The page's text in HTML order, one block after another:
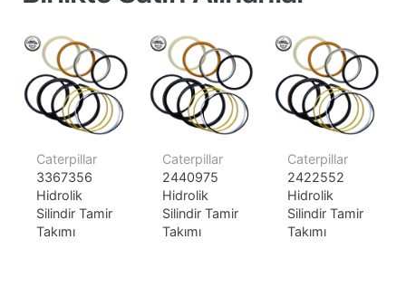
Caterpillar
3367356
Hidrolik
Silindir Tamir
Takımı
Caterpillar
2440975
Hidrolik
Silindir Tamir
Takımı
Caterpillar
2422552
Hidrolik
Silindir Tamir
Takımı